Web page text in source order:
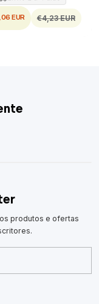
,06 EUR €4,23 EUR
produtos e ofertas